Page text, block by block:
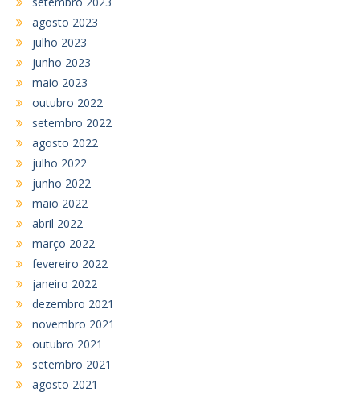
agosto 2023
julho 2023
junho 2023
maio 2023
outubro 2022
setembro 2022
agosto 2022
julho 2022
junho 2022
maio 2022
abril 2022
março 2022
fevereiro 2022
janeiro 2022
dezembro 2021
novembro 2021
outubro 2021
setembro 2021
agosto 2021